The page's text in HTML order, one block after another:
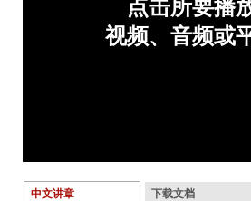
中文讲章 下载文档